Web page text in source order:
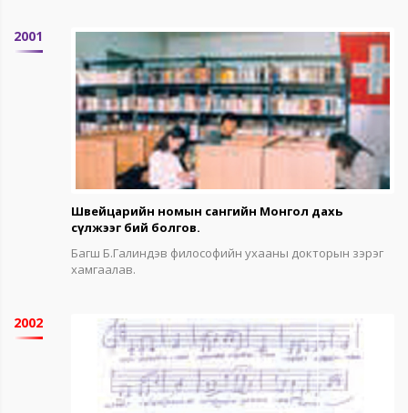
2001
Швейцарийн номын сангийн Монгол дахь
сүлжээг бий болгов.
Багш Б.Галиндэв философийн ухааны докторын зэрэг
хамгаалав.
2002